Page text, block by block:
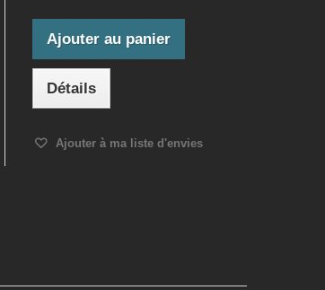
Ajouter au panier
Détails
Ajouter à ma liste d'envies